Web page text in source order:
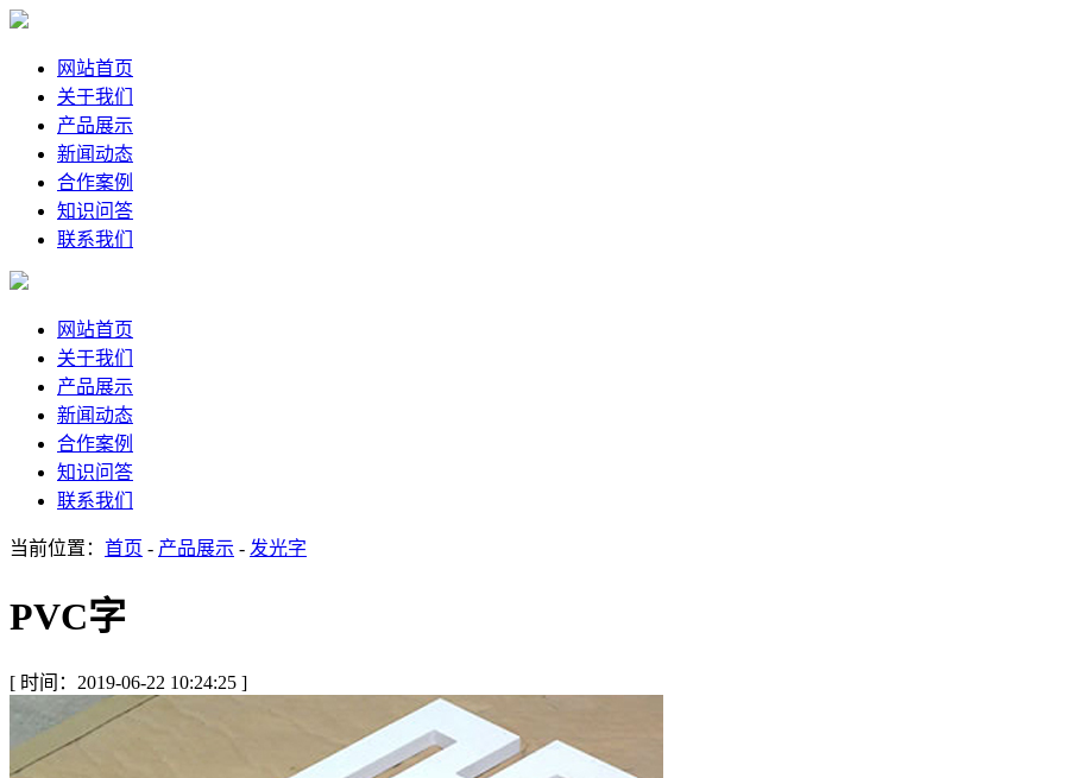
网站首页
关于我们
产品展示
新闻动态
合作案例
知识问答
联系我们
网站首页
关于我们
产品展示
新闻动态
合作案例
知识问答
联系我们
当前位置： 首页 - 产品展示 - 发光字
PVC字
[ 时间：2019-06-22 10:24:25 ]